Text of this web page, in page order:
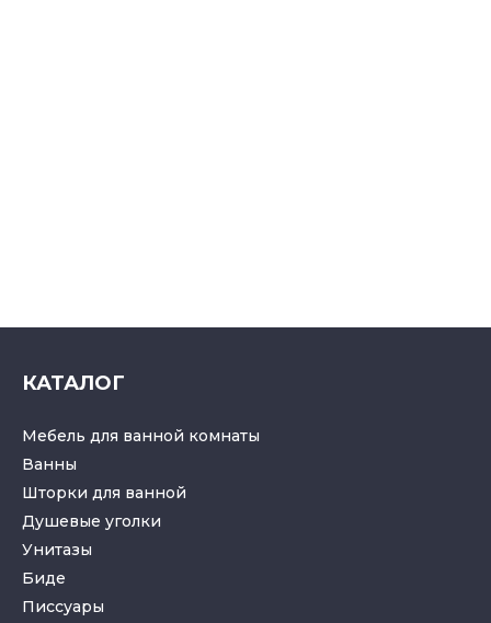
КАТАЛОГ
Мебель для ванной комнаты
Ванны
Шторки для ванной
Душевые уголки
Унитазы
Биде
Писсуары